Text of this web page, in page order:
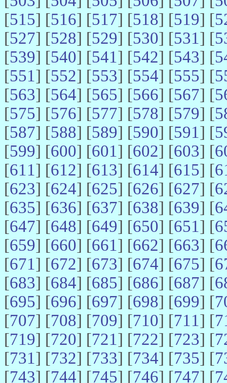
[515] [516] [517] [518] [519] [
[527] [528] [529] [530] [531] [
[539] [540] [541] [542] [543] [
[551] [552] [553] [554] [555] [
[563] [564] [565] [566] [567] [
[575] [576] [577] [578] [579] [
[587] [588] [589] [590] [591] [
[599] [600] [601] [602] [603] [
[611] [612] [613] [614] [615] [
[623] [624] [625] [626] [627] [
[635] [636] [637] [638] [639] [
[647] [648] [649] [650] [651] [
[659] [660] [661] [662] [663] [
[671] [672] [673] [674] [675] [
[683] [684] [685] [686] [687] [
[695] [696] [697] [698] [699] [
[707] [708] [709] [710] [711] [
[719] [720] [721] [722] [723] [
[731] [732] [733] [734] [735] [
[743] [744] [745] [746] [747] [